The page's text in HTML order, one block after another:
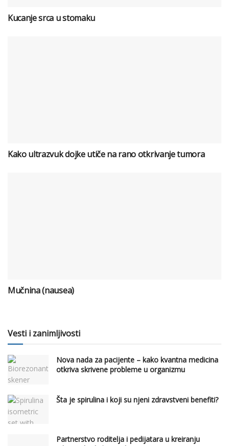
Kucanje srca u stomaku
Kako ultrazvuk dojke utiče na rano otkrivanje tumora
Mučnina (nausea)
Vesti i zanimljivosti
Nova nada za pacijente – kako kvantna medicina
otkriva skrivene probleme u organizmu
Šta je spirulina i koji su njeni zdravstveni benefiti?
Partnerstvo roditelja i pedijatara u kreiranju